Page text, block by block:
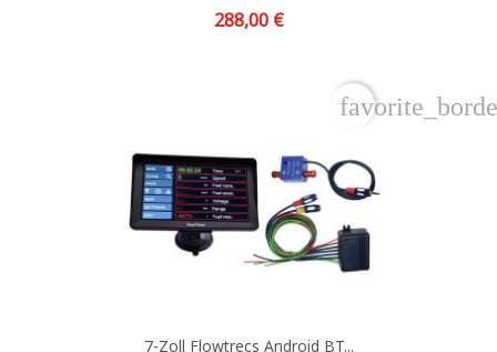
Preis
288,00 €
7-Zoll Flowtrecs Android BT...